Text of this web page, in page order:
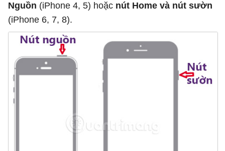
Nguồn (iPhone 4, 5) hoặc nút Home và nút sườn
(iPhone 6, 7, 8).